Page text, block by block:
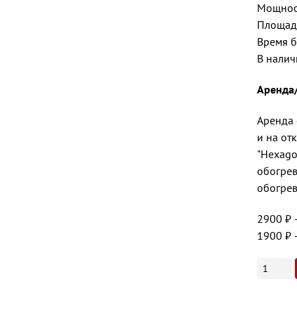
Время
В
Аренда
и на
2900 ₽
1900 ₽